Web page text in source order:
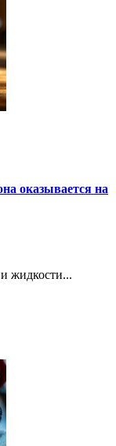
оказывается на
жидкости...